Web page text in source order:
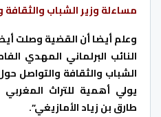
مساءلة وزير الشباب
وعلم أيضا أن القضية وصلت
النائب البرلماني المهدي
الشباب والثقافة والتواصل
يولي أهمية للتراث المغربي
طارق بن زياد الأمازيغي”.